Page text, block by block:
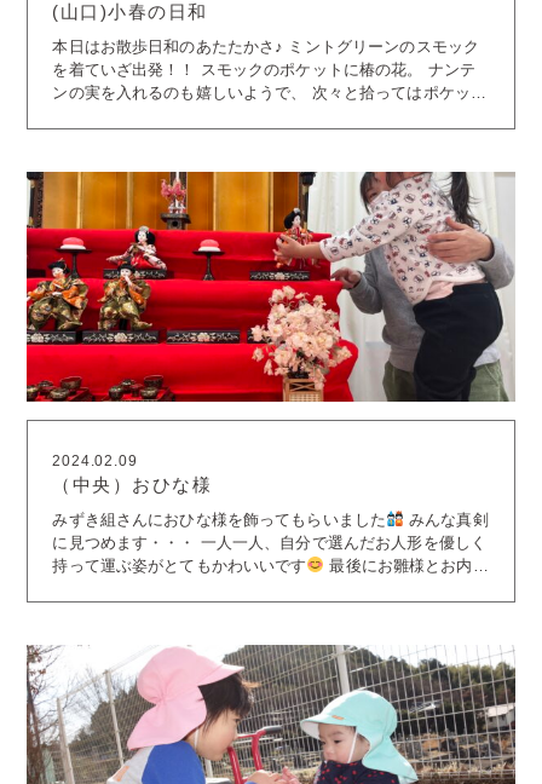
(山口)小春の日和
本日はお散歩日和のあたたかさ♪ ミントグリーンのスモック
を着ていざ出発！！ スモックのポケットに椿の花。 ナンテ
ンの実を入れるのも嬉しいようで、 次々と拾ってはポケット
をお見送りして、 園庭でゆったりと遊ぶことができました
2024.02.09
（中央）おひな様
みずき組さんにおひな様を飾ってもらいました
みんな真剣
に見つめます・・・ 一人一人、自分で選んだお人形を優しく
持って運ぶ姿がとてもかわいいです
最後にお雛様とお内裏
きました
れしました
今年もステキなひな祭りが迎えられそうです